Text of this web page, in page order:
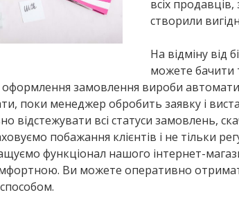
всіх
створили
На відміну від
можете бачити
оформлення замовлення вироби
поки менеджер обробить заявку і
відстежувати всі статуси замовлень,
побажання клієнтів і не тільки
функціонал нашого інтернет-
Ви можете оперативно